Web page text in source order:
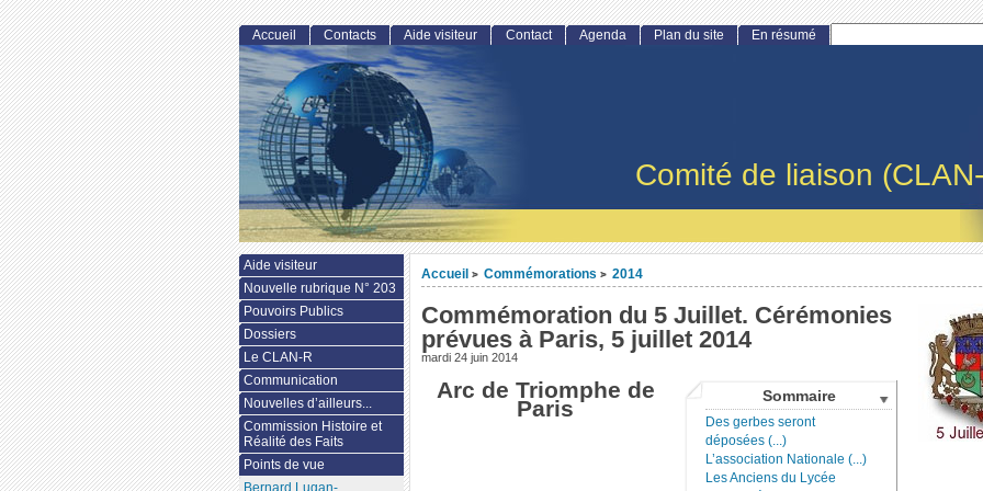
Comité de liaison
Accueil > Commémorations > 2014
Commémoration du 5 Juillet. Cérémonies
prévues à Paris, 5 juillet 2014
mardi 24 juin 2014
Sommaire
Des gerbes seront
déposées (...)
L’association Nationale (...)
Les Anciens du Lycée
Arc de Triomphe de
Paris
Accueil Contacts Aide visiteur Contact Agenda Plan du site En résumé
Aide visiteur
Nouvelle rubrique N° 203
Pouvoirs Publics
Dossiers
Le CLAN-R
Communication
Nouvelles d’ailleurs...
Commission Histoire et
Réalité des Faits
Points de vue